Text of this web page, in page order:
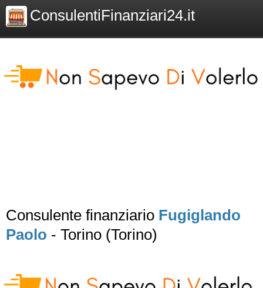
ConsulentiFinanziari24.it
Consulente finanziario Fugiglando
Paolo - Torino (Torino)